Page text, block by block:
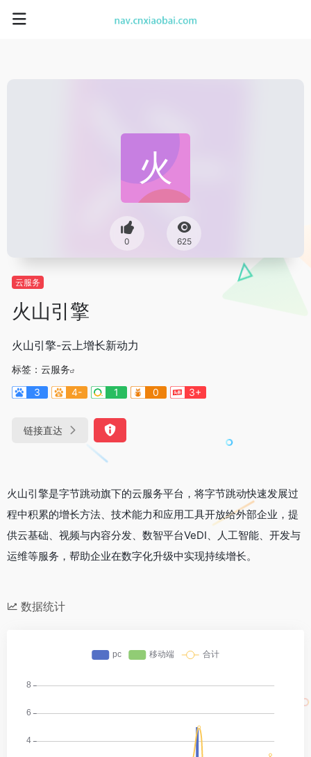
0 625
云服务
火山引擎
火山引擎-云上增长新动力
标签： 云服务
3
4- 1 0 3+
链接直达
火山引擎是字节跳动旗下的云服务平台，将字节跳动快速发展过
程中积累的增长方法、技术能力和应用工具开放给外部企业，提
供云基础、视频与内容分发、数智平台VeDI、人工智能、开发与
运维等服务，帮助企业在数字化升级中实现持续增长。
数据统计